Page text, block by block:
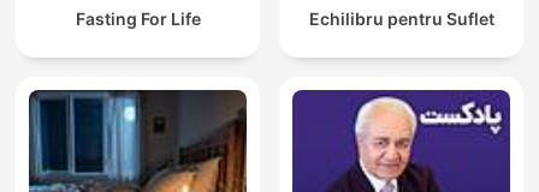
Fasting For Life Echilibru pentru Suflet